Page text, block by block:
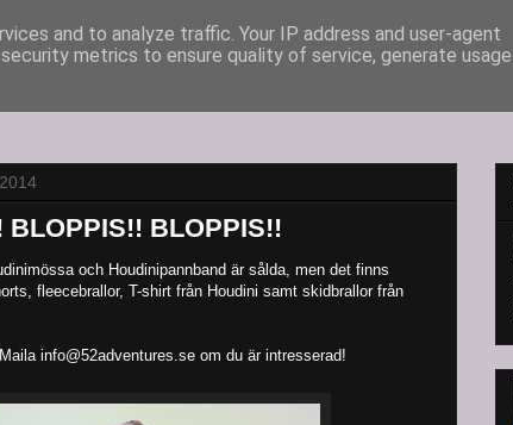
BLOPPIS!! BLOPPIS!!
och Houdinipannband är sålda, men det finns
fleecebrallor, T-shirt från Houdini samt skidbrallor från
info@52adventures.se om du är intresserad!
and to analyze traffic. Your IP address and user-agent
metrics to ensure quality of service, generate usage